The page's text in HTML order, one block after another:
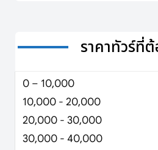
ราคาทัวร์ที่
0 – 10,000
10,000 - 20,000
20,000 - 30,000
30,000 - 40,000